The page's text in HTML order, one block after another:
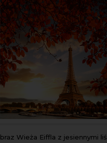
Obraz Wieża Eiffla z jesiennymi liśćmi w Paryżu